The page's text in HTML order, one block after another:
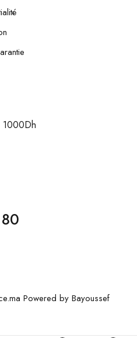
1000Dh
Powered by Bayoussef